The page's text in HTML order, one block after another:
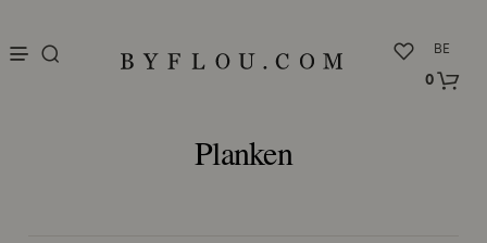
BE
0
Planken